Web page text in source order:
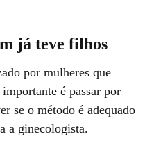
já teve filhos
por mulheres que
é passar por
se o método é adequado
a ginecologista.